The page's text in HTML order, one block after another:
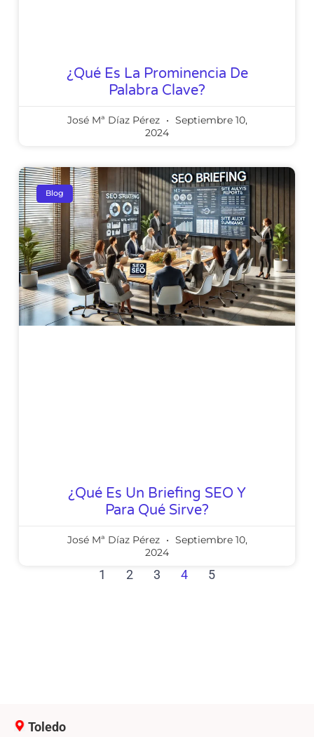
¿Qué Es La Prominencia De
Palabra Clave?
José Mª Díaz Pérez
Septiembre 10,
2024
Blog
¿Qué Es Un Briefing SEO Y
Para Qué Sirve?
José Mª Díaz Pérez
Septiembre 10,
2024
1 2 3 4 5
Toledo